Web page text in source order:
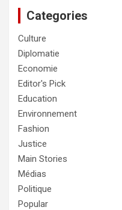
Categories
Culture
Diplomatie
Economie
Editor's Pick
Education
Environnement
Fashion
Justice
Main Stories
Médias
Politique
Popular